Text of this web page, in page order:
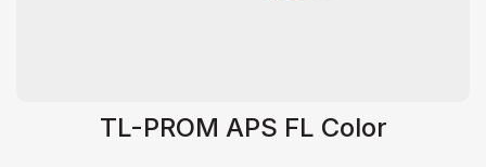
TL-PROM APS FL Color